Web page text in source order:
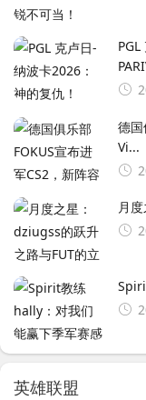
德国
Vi...
月
英雄联盟